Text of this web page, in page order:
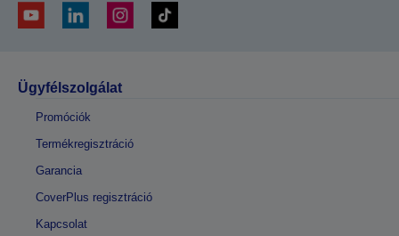
Ügyfélszolgálat
Promóciók
Termékregisztráció
Garancia
CoverPlus regisztráció
Kapcsolat